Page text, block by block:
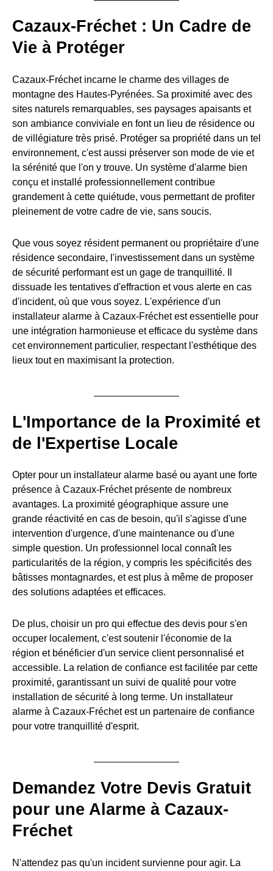
Cazaux-Fréchet : Un Cadre de
Vie à Protéger
Cazaux-Fréchet incarne le charme des villages de
montagne des Hautes-Pyrénées. Sa proximité avec des
sites naturels remarquables, ses paysages apaisants et
son ambiance conviviale en font un lieu de résidence ou
de villégiature très prisé. Protéger sa propriété dans un tel
environnement, c'est aussi préserver son mode de vie et
la sérénité que l'on y trouve. Un système d'alarme bien
conçu et installé professionnellement contribue
grandement à cette quiétude, vous permettant de profiter
pleinement de votre cadre de vie, sans soucis.
Que vous soyez résident permanent ou propriétaire d'une
résidence secondaire, l'investissement dans un système
de sécurité performant est un gage de tranquillité. Il
dissuade les tentatives d'effraction et vous alerte en cas
d'incident, où que vous soyez. L'expérience d'un
installateur alarme à Cazaux-Fréchet est essentielle pour
une intégration harmonieuse et efficace du système dans
cet environnement particulier, respectant l'esthétique des
lieux tout en maximisant la protection.
L'Importance de la Proximité et
de l'Expertise Locale
Opter pour un installateur alarme basé ou ayant une forte
présence à Cazaux-Fréchet présente de nombreux
avantages. La proximité géographique assure une
grande réactivité en cas de besoin, qu'il s'agisse d'une
intervention d'urgence, d'une maintenance ou d'une
simple question. Un professionnel local connaît les
particularités de la région, y compris les spécificités des
bâtisses montagnardes, et est plus à même de proposer
des solutions adaptées et efficaces.
De plus, choisir un pro qui effectue des devis pour s'en
occuper localement, c'est soutenir l'économie de la
région et bénéficier d'un service client personnalisé et
accessible. La relation de confiance est facilitée par cette
proximité, garantissant un suivi de qualité pour votre
installation de sécurité à long terme. Un installateur
alarme à Cazaux-Fréchet est un partenaire de confiance
pour votre tranquillité d'esprit.
Demandez Votre Devis Gratuit
pour une Alarme à Cazaux-
Fréchet
N'attendez pas qu'un incident survienne pour agir. La